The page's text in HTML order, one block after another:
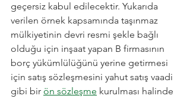
geçersiz kabul edilecektir. Yukarıda
verilen örnek kapsamında taşınmaz
mülkiyetinin devri resmi şekle bağlı
olduğu için inşaat yapan B firmasının
borç yükümlülüğünü yerine getirmesi
için satış sözleşmesini yahut satış vaadi
gibi bir ön sözleşme kurulması halinde